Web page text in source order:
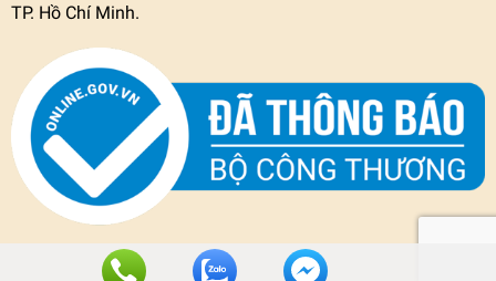
TP. Hồ Chí Minh.